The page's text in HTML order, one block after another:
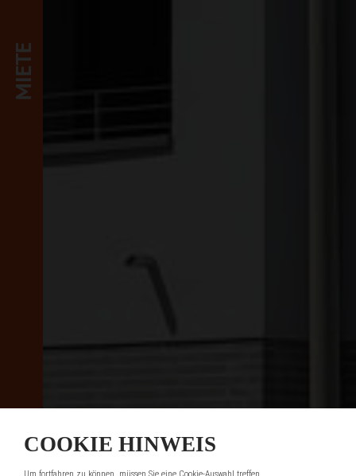
MIETE
COOKIE HINWEIS
Um fortfahren zu können, müssen Sie eine Cookie-Auswahl treffen.